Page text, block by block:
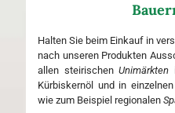
Halten Sie beim Einkauf in
nach unseren Produkten
allen steirischen Unimärkten
Kürbiskernöl und in
wie zum Beispiel regionalen